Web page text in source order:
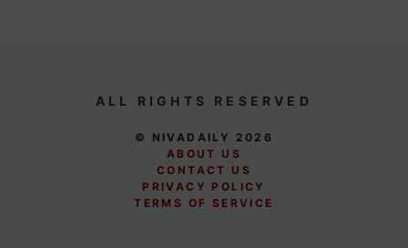
ALL RIGHTS RESERVED
© NIVADAILY 2026
ABOUT US
CONTACT US
PRIVACY POLICY
TERMS OF SERVICE